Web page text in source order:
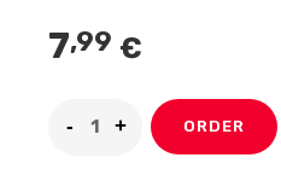
7,99 €
ORDER